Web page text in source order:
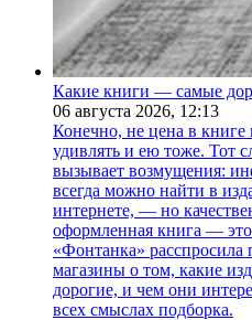
Какие книги — самые
06 августа 2026, 12:13
Конечно, не цена в
удивлять и ею тоже. Тот
вызывает возмущения:
всегда можно найти в
интернете, — но
оформленная книга — это
«Фонтанка»
магазины о том, какие
дорогие, и чем они
всех смыслах подборка.